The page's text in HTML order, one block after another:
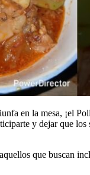
en la mesa, ¡el
y dejar que
que buscan